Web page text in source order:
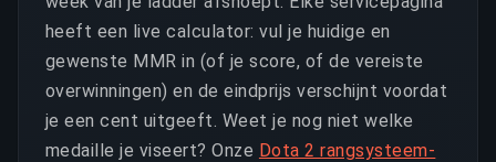
heeft een live calculator: vul je huidige en
gewenste MMR in (of je score, of de vereiste
overwinningen) en de eindprijs verschijnt voordat
je een cent uitgeeft. Weet je nog niet welke
medaille je viseert? Onze Dota 2 rangsysteem-